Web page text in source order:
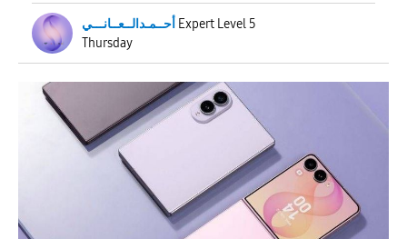
أحــمـدالــعــانـــي Expert Level 5
Thursday